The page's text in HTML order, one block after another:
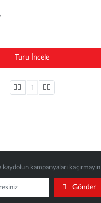
Turu İncele
1
kampanyaları kaçırmayın
Gönder